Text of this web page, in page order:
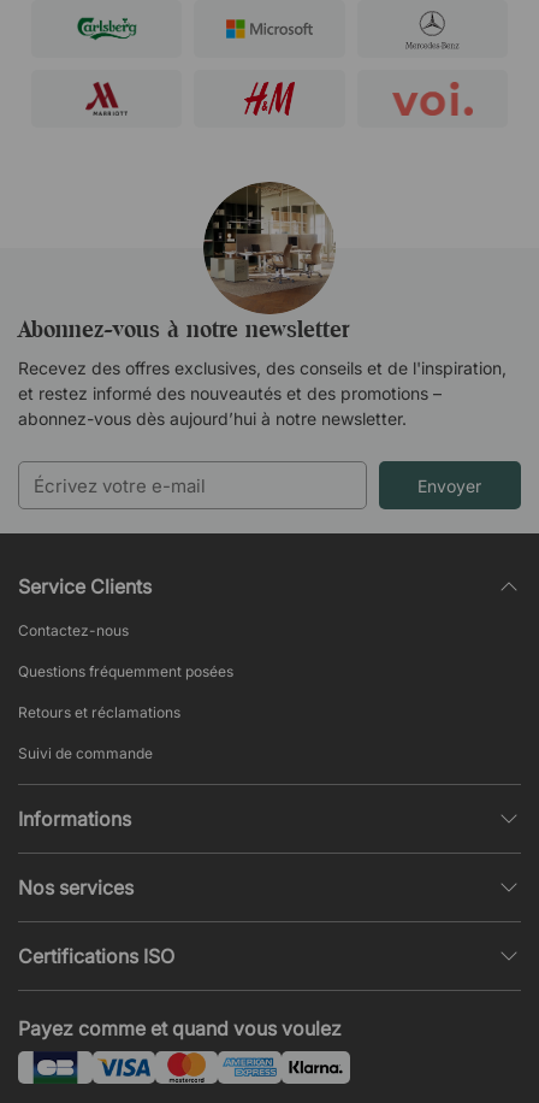
Abonnez-vous à notre newsletter
Recevez des offres exclusives, des conseils et de l'inspiration,
et restez informé des nouveautés et des promotions –
abonnez-vous dès aujourd’hui à notre newsletter.
Envoyer
Service Clients
Contactez-nous
Questions fréquemment posées
Retours et réclamations
Suivi de commande
Informations
Pages populaires
Actualités et articles
Nos services
Montage
Payez comme et quand vous voulez
Certifications ISO
ISO 14001
ISO 45001